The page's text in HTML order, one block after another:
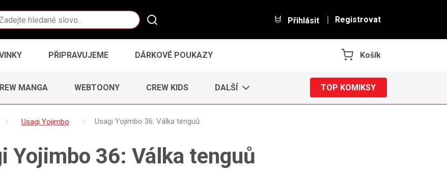
Přihlásit Registrovat
PŘIPRAVUJEME DÁRKOVÉ POUKAZY Košík
MANGA WEBTOONY CREW KIDS DALŠÍ TOP KOMIKSY
Usagi Yojimbo Usagi Yojimbo 36: Válka tenguů
Yojimbo 36: Válka tenguů